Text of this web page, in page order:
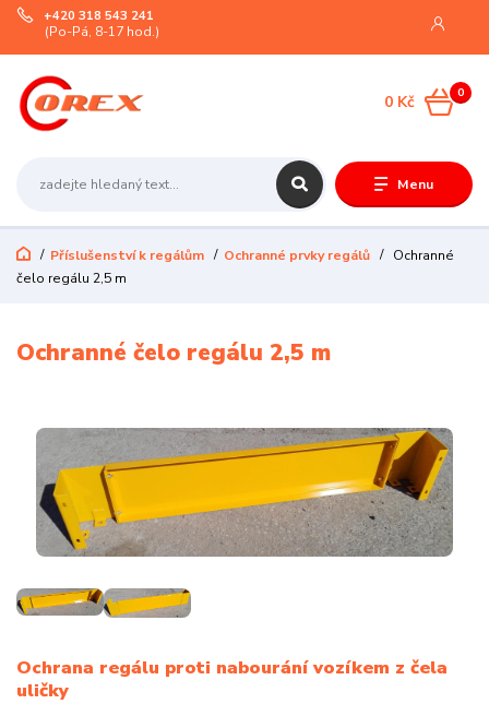
Menu
+420 318 543 241
(Po-Pá, 8-17 hod.)
0
0 Kč
Příslušenství k regálům Ochranné prvky regálů
Ochranné
čelo regálu 2,5 m
Ochranné čelo regálu 2,5 m
Ochrana regálu proti nabourání vozíkem z čela
uličky